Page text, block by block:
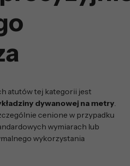
atutów tej kategorii jest
dywanowej na metry
cenione w przypadku
wymiarach lub
wykorzystania